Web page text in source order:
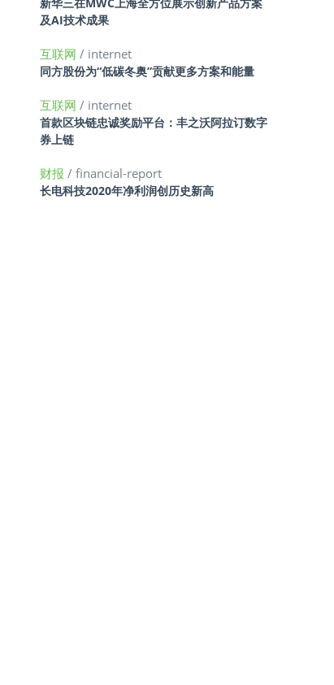
及AI技术成果
互联网 / internet
同方股份为“低碳冬奥”贡献更多方案和能量
互联网 / internet
首款区块链忠诚奖励平台：丰之沃阿拉订数字
券上链
财报 / financial-report
长电科技2020年净利润创历史新高